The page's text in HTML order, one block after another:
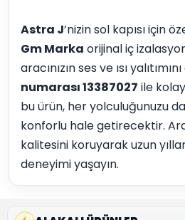
Astra J’nizin sol kapısı için
Gm Marka orijinal iç
aracınızın ses ve ısı
numarası 13387027 ile
bu ürün, her yolculuğunuzu
konforlu hale getirecektir.
kalitesini koruyarak uzun
deneyimi yaşayın.